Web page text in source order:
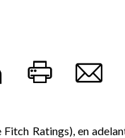
Ratings), en